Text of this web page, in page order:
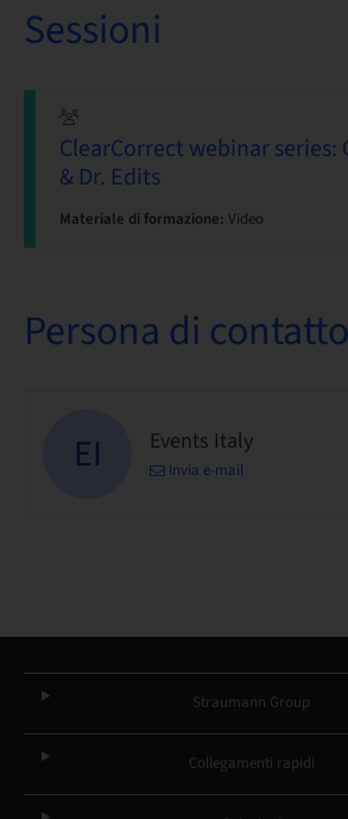
Sessioni
ClearCorrect webinar series:
& Dr. Edits
Materiale di formazione: Video
Persona di contatto
EI Events Italy
Invia e-mail
Straumann Group
Collegamenti rapidi